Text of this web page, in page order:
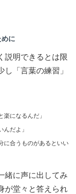
めに
説明できるとは限
「言葉の練習」
楽になるんだ」
んだよ」
に合うものがあるといい
緒に声に出してみ
が堂々と答えられ